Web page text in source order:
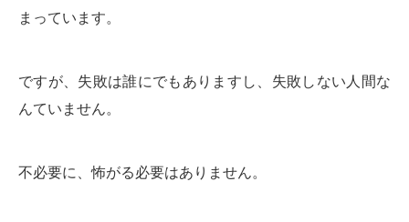
まっています。
ですが、失敗は誰にでもありますし、失敗しない人間な
んていません。
不必要に、怖がる必要はありません。